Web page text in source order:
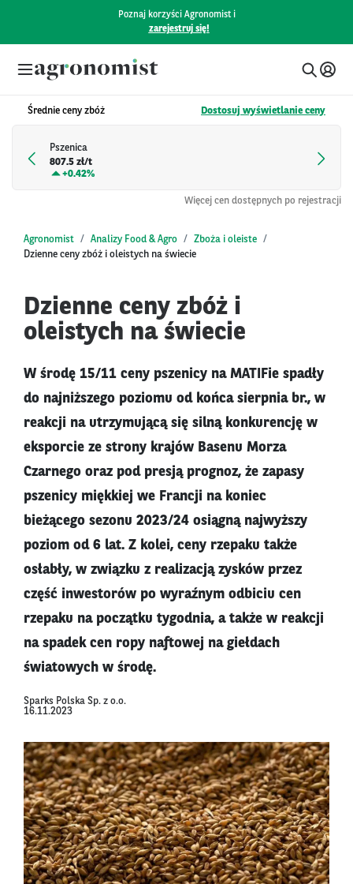
Poznaj korzyści Agronomist i
zarejestruj się!
Średnie ceny zbóż Dostosuj wyświetlanie ceny
Pszenica
807.5 zł/t
+0.42%
Więcej cen dostępnych po rejestracji
Agronomist Analizy Food & Agro
Zboża i oleiste
Dzienne ceny zbóż i oleistych na świecie
Dzienne ceny zbóż i
oleistych na świecie
W środę 15/11 ceny pszenicy na MATIFie spadły
do najniższego poziomu od końca sierpnia br., w
reakcji na utrzymującą się silną konkurencję w
eksporcie ze strony krajów Basenu Morza
Czarnego oraz pod presją prognoz, że zapasy
pszenicy miękkiej we Francji na koniec
bieżącego sezonu 2023/24 osiągną najwyższy
poziom od 6 lat. Z kolei, ceny rzepaku także
osłabły, w związku z realizacją zysków przez
część inwestorów po wyraźnym odbiciu cen
rzepaku na początku tygodnia, a także w reakcji
na spadek cen ropy naftowej na giełdach
światowych w środę.
Sparks Polska Sp. z o.o.
16.11.2023